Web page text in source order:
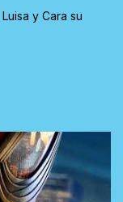
y Cara su